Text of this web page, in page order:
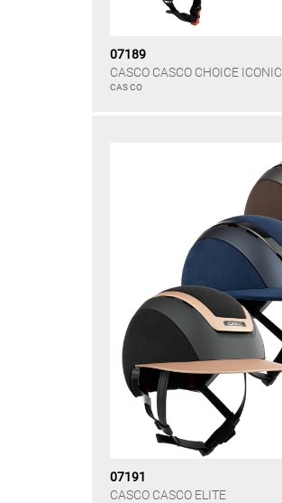
07189
CASCO CASCO CHOICE ICONIC
CAS CO
07191
CASCO CASCO ELITE